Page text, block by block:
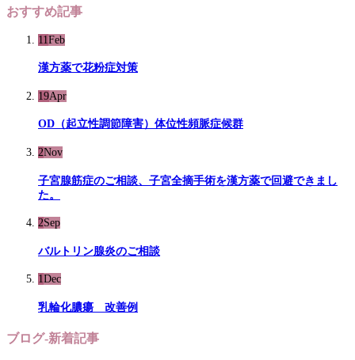
おすすめ記事
11Feb
漢方薬で花粉症対策
19Apr
OD（起立性調節障害）体位性頻脈症候群
2Nov
子宮腺筋症のご相談、子宮全摘手術を漢方薬で回避できまし
た。
2Sep
バルトリン腺炎のご相談
1Dec
乳輪化膿瘍 改善例
ブログ-新着記事